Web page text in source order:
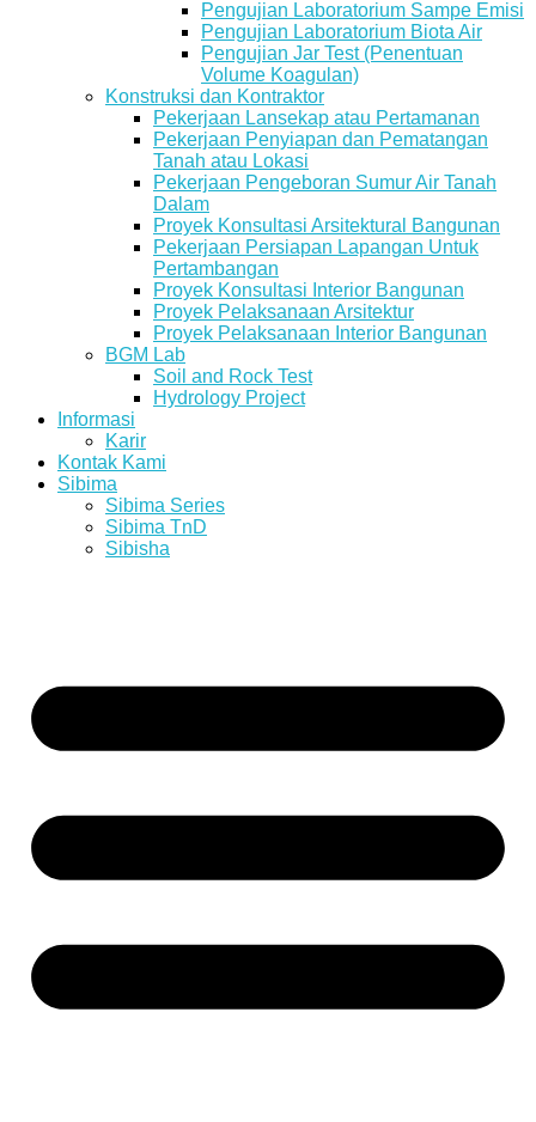
Pengujian Laboratorium Sampe Emisi
Pengujian Laboratorium Biota Air
Pengujian Jar Test (Penentuan
Volume Koagulan)
Konstruksi dan Kontraktor
Pekerjaan Lansekap atau Pertamanan
Pekerjaan Penyiapan dan Pematangan
Tanah atau Lokasi
Pekerjaan Pengeboran Sumur Air Tanah
Dalam
Proyek Konsultasi Arsitektural Bangunan
Pekerjaan Persiapan Lapangan Untuk
Pertambangan
Proyek Konsultasi Interior Bangunan
Proyek Pelaksanaan Arsitektur
Proyek Pelaksanaan Interior Bangunan
BGM Lab
Soil and Rock Test
Hydrology Project
Informasi
Karir
Kontak Kami
Sibima
Sibima Series
Sibima TnD
Sibisha